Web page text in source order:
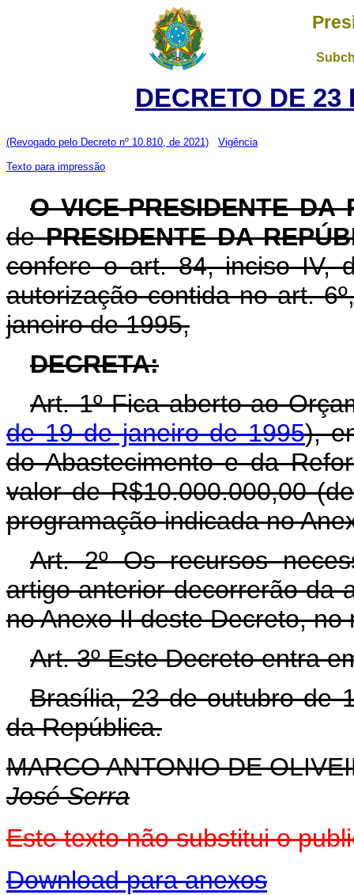
DECRETO DE 23
(Revogado pelo Decreto nº 10.810, de 2021) Vigência
Texto para impressão
O VICE-PRESIDENTE DA
dePRESIDENTE DA
confere o art. 84, inciso IV,
autorização contida no art.
janeiro de 1995,
DECRETA:
Art. 1º Fica aberto ao
de 19 de janeiro de 1995),
do Abastecimento e da
valor de R$10.000.000,00
programação indicada no
Art. 2º Os recursos
artigo anterior decorrerão da
no Anexo II deste Decreto,
Art. 3º Este Decreto entra
Brasília, 23 de outubro de
da República.
MARCO ANTONIO DE
José Serra
Este texto não substitui o
Download para anexos